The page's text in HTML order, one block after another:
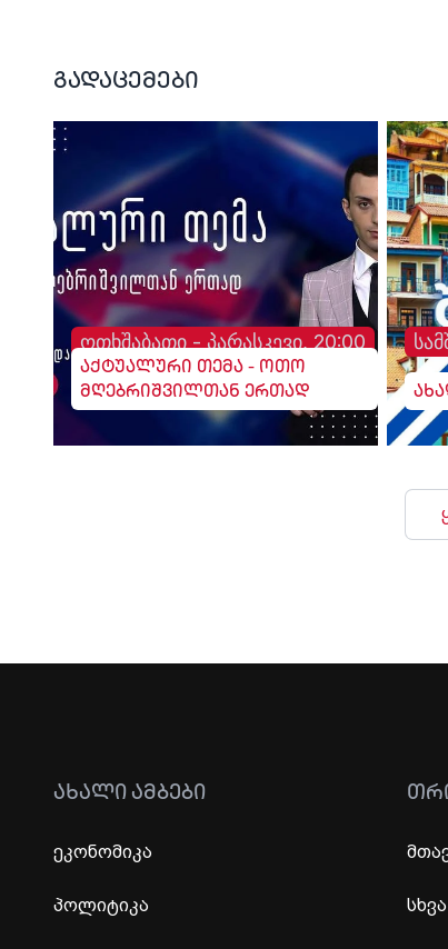
გადაცემები
ოთხშაბათი - პარასკევი, 20:00
აქტუალური თემა - ოთო
მღებრიშვილთან ერთად
ᲐᲮᲐᲚᲘ ᲐᲛᲑᲔᲑᲘ
ეკონომიკა
პოლიტიკა